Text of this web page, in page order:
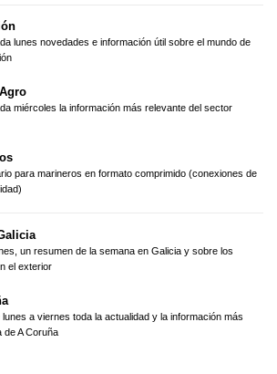
lunes novedades e información útil sobre el mundo de
miércoles la información más relevante del sector
para marineros en formato comprimido (conexiones de
un resumen de la semana en Galicia y sobre los
el exterior
lunes a viernes toda la actualidad y la información más
de A Coruña